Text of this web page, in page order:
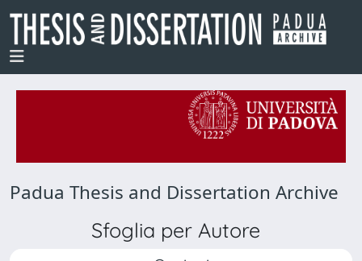
Padua Thesis and Dissertation Archive
Sfoglia per Autore